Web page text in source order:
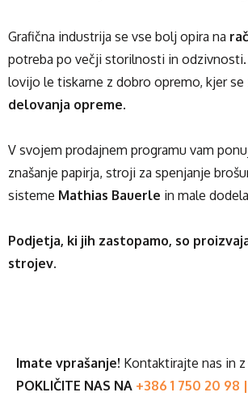
Grafična industrija se vse bolj opira na
potreba po večji storilnosti in odzivnosti.
lovijo le tiskarne z dobro opremo, kjer se
delovanja opreme.
V svojem prodajnem programu vam
znašanje papirja, stroji za spenjanje
sisteme Mathias Bauerle in male
Podjetja, ki jih zastopamo, so
strojev.
Imate vprašanje! Kontaktirajte nas in
POKLIČITE NAS NA +386 1 750 20 98 |